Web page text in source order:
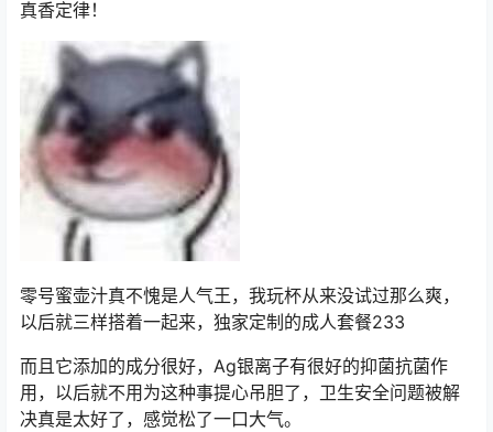
真香定律！
零号蜜壶汁真不愧是人气王，我玩杯从来没试过那么爽，
以后就三样搭着一起来，独家定制的成人套餐233
而且它添加的成分很好，Ag银离子有很好的抑菌抗菌作
用，以后就不用为这种事提心吊胆了，卫生安全问题被解
决真是太好了，感觉松了一口大气。